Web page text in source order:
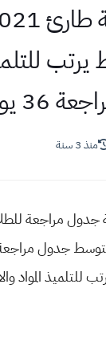
يوم فقط
منذ 3 سنة